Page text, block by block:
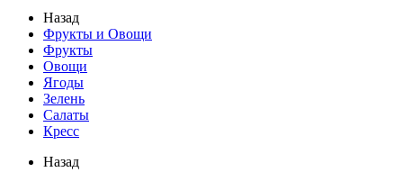
Назад
Фрукты и Овощи
Фрукты
Овощи
Ягоды
Зелень
Салаты
Кресс
Назад